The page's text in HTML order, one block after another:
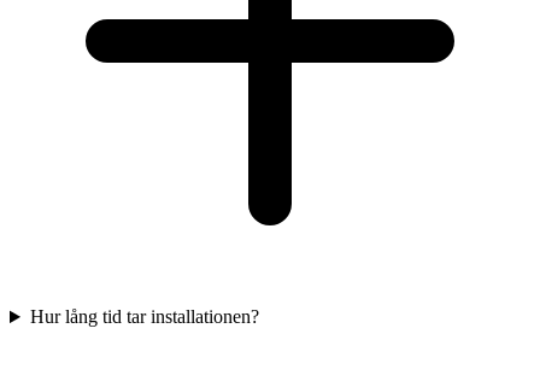
Hur lång tid tar installationen?